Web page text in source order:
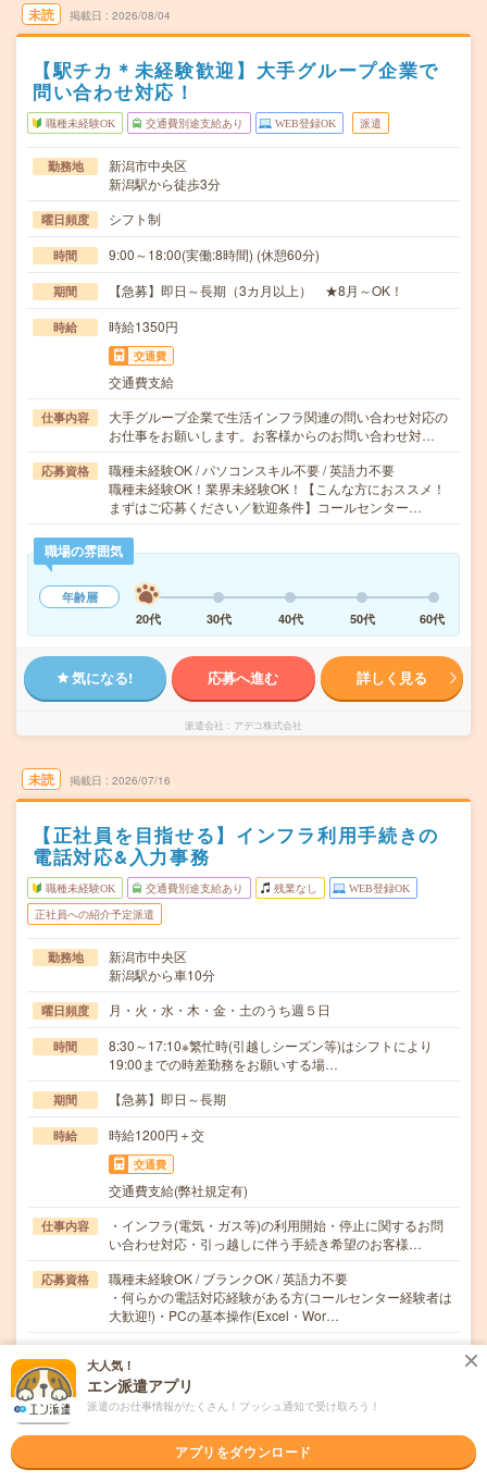
未読 掲載日 2026/08/04
【駅チカ＊未経験歓迎】大手グループ企業で
問い合わせ対応！
職種未経験OK 交通費別途支給あり WEB登録OK 派遣
勤務地
新潟市中央区
新潟駅から徒歩3分
曜日頻度 シフト制
時間 9:00～18:00(実働:8時間) (休憩60分)
期間 【急募】即日～長期（3カ月以上） ★8月～OK！
時給 時給1350円
交通費
交通費支給
仕事内容
大手グループ企業で生活インフラ関連の問い合わせ対応の
お仕事をお願いします。お客様からのお問い合わせ対…
応募資格
職種未経験OK / パソコンスキル不要 / 英語力不要
職種未経験OK！業界未経験OK！【こんな方におススメ！
まずはご応募ください／歓迎条件】コールセンター…
職場の雰囲気
年齢層
20代
30代 40代 50代 60代
気になる! 応募へ進む 詳しく見る
派遣会社 アデコ株式会社
未読 掲載日 2026/07/16
【正社員を目指せる】インフラ利用手続きの
電話対応&入力事務
職種未経験OK 交通費別途支給あり 残業なし WEB登録OK
正社員への紹介予定派遣
勤務地
新潟市中央区
新潟駅から車10分
曜日頻度 月・火・水・木・金・土のうち週５日
時間
8:30～17:10※繁忙時(引越しシーズン等)はシフトにより
19:00までの時差勤務をお願いする場…
期間 【急募】即日～長期
時給 時給1200円＋交
交通費
交通費支給(弊社規定有)
仕事内容
・インフラ(電気・ガス等)の利用開始・停止に関するお問
い合わせ対応・引っ越しに伴う手続き希望のお客様…
応募資格
職種未経験OK / ブランクOK / 英語力不要
・何らかの電話対応経験がある方(コールセンター経験者は
大歓迎!)・PCの基本操作(Excel・Wor…
職場の雰囲気
年齢層
大人気！
エン派遣アプリ
派遣のお仕事情報がたくさん！プッシュ通知で受け取ろう！
アプリをダウンロード